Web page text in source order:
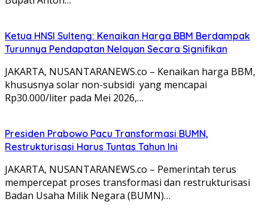
Ketua HNSI Sulteng: Kenaikan Harga BBM Berdampak
Turunnya Pendapatan Nelayan Secara Signifikan
JAKARTA, NUSANTARANEWS.co – Kenaikan harga BBM,
khususnya solar non-subsidi yang mencapai
Rp30.000/liter pada Mei 2026,…
Presiden Prabowo Pacu Transformasi BUMN,
Restrukturisasi Harus Tuntas Tahun Ini
JAKARTA, NUSANTARANEWS.co – Pemerintah terus
mempercepat proses transformasi dan restrukturisasi
Badan Usaha Milik Negara (BUMN)…